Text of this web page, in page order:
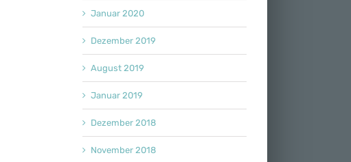
Januar 2020
Dezember 2019
August 2019
Januar 2019
Dezember 2018
November 2018